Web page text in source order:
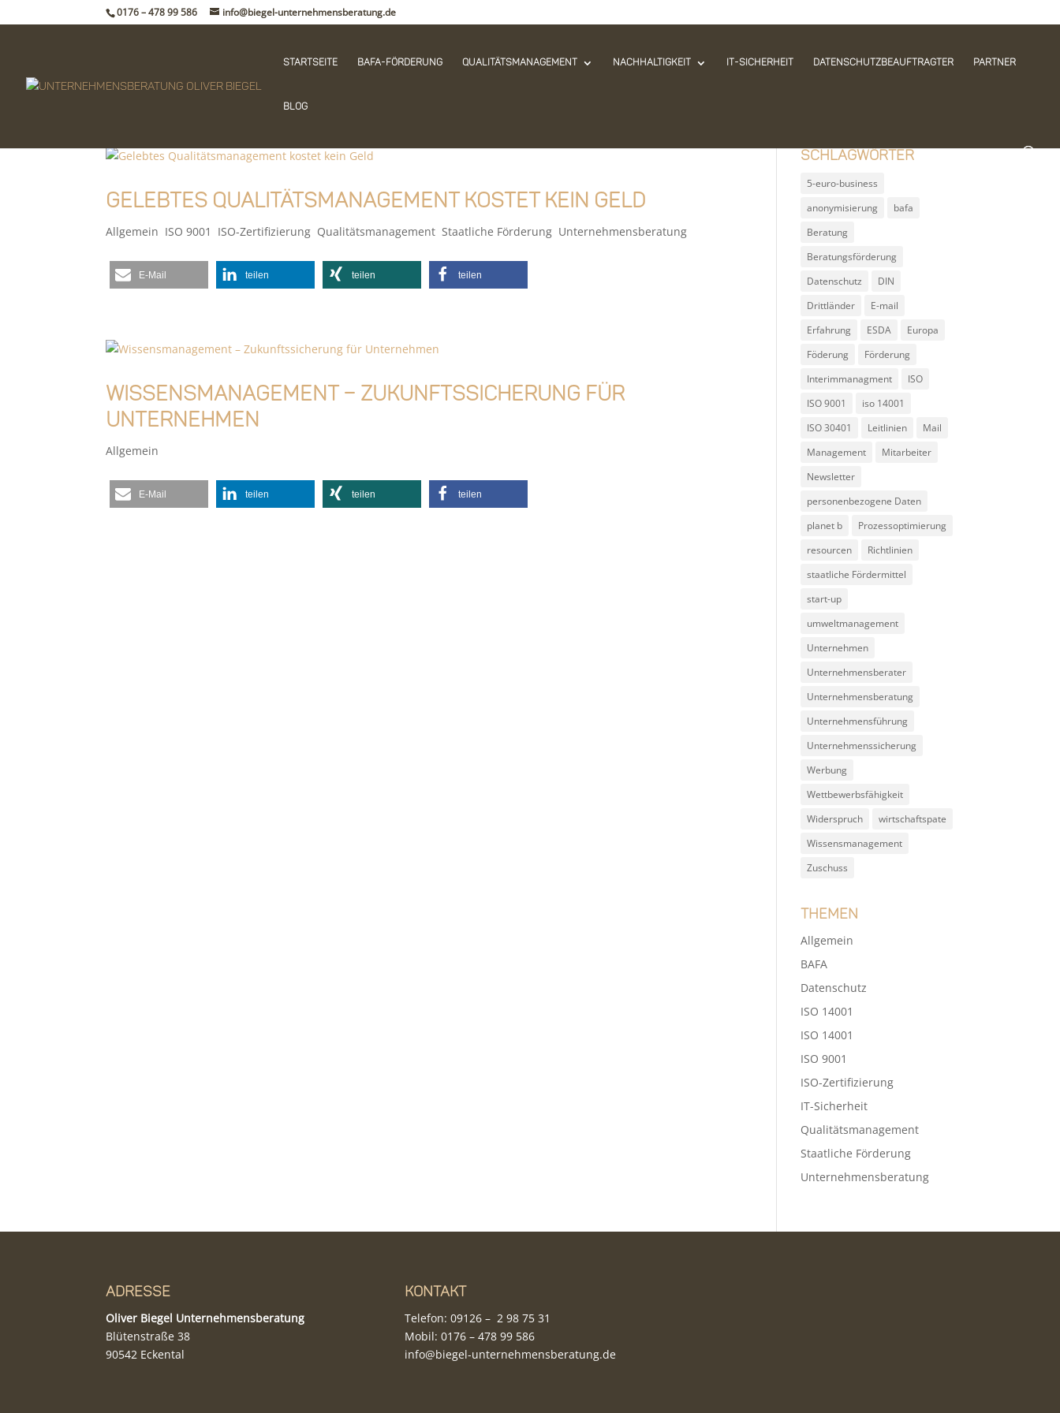
0176 – 478 99 586 info@biegel-unternehmensberatung.de
Startseite Bafa-Förderung Qualitätsmanagement Nachhaltigkeit IT-Sicherheit Datenschutzbeauftragter Partner
Blog
Gelebtes Qualitätsmanagement kostet kein Geld
Allgemein ISO 9001 ISO-Zertifizierung Qualitätsmanagement ,Staatliche Förderung Unternehmensberatung
E-Mail teilen teilen teilen
Wissensmanagement – Zukunftssicherung für
Unternehmen
Allgemein
E-Mail teilen teilen teilen
Schlagwörter
5-euro-business
anonymisierung
bafa
Beratung
Beratungsförderung
Datenschutz
DIN
Drittländer
E-mail
Erfahrung
ESDA
Europa
Föderung
Förderung
Interimmanagment
ISO
ISO 9001
iso 14001
ISO 30401
Leitlinien
Mail
Management
Mitarbeiter
Newsletter
personenbezogene Daten
planet b
Prozessoptimierung
resourcen
Richtlinien
staatliche Fördermittel
start-up
umweltmanagement
Unternehmen
Unternehmensberater
Unternehmensberatung
Unternehmensführung
Unternehmenssicherung
Werbung
Wettbewerbsfähigkeit
Widerspruch
wirtschaftspate
Wissensmanagement
Zuschuss
Themen
Allgemein
BAFA
Datenschutz
ISO 14001
ISO 14001
ISO 9001
ISO-Zertifizierung
IT-Sicherheit
Qualitätsmanagement
Staatliche Förderung
Unternehmensberatung
Adresse
Oliver Biegel Unternehmensberatung
Blütenstraße 38
90542 Eckental
Kontakt
Telefon: 09126 – 2 98 75 31
Mobil: 0176 – 478 99 586
info@biegel-unternehmensberatung.de